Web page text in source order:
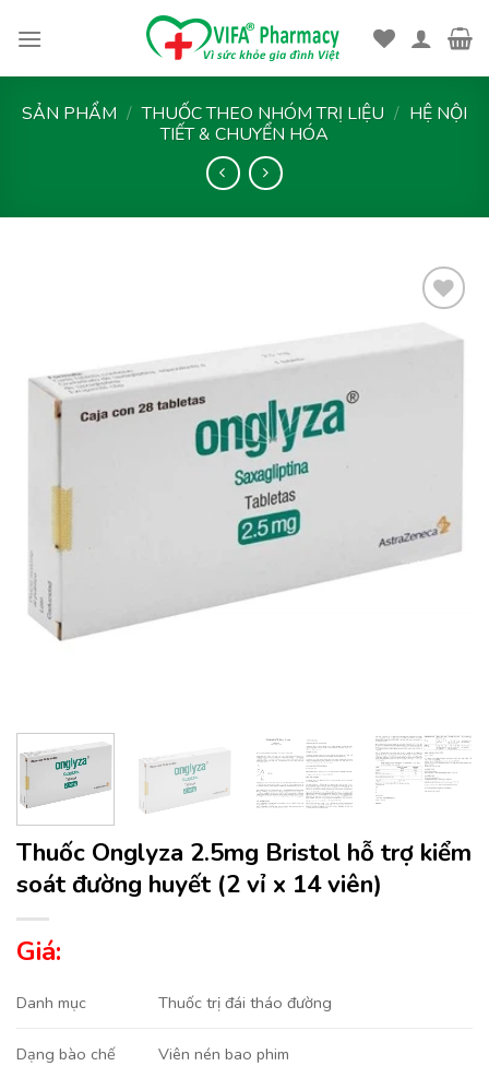
SẢN PHẨM / THUỐC THEO NHÓM TRỊ LIỆU / HỆ NỘI
TIẾT & CHUYỂN HÓA
Thuốc Onglyza 2.5mg Bristol hỗ trợ kiểm
soát đường huyết (2 vỉ x 14 viên)
Giá:
Danh mục Thuốc trị đái tháo đường
Dạng bào chế Viên nén bao phim